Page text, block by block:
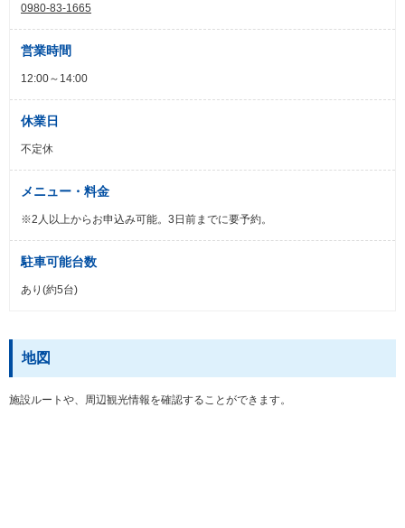
0980-83-1665
営業時間
12:00～14:00
休業日
不定休
メニュー・料金
※2人以上からお申込み可能。3日前までに要予約。
駐車可能台数
あり(約5台)
地図
施設ルートや、周辺観光情報を確認することができます。